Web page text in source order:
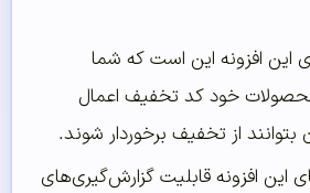
این افزونه این است که شما
خود کد تخفیف اعمال
بتوانند از تخفیف برخوردار شوند.
این افزونه قابلیت گزارش‌گیری‌های